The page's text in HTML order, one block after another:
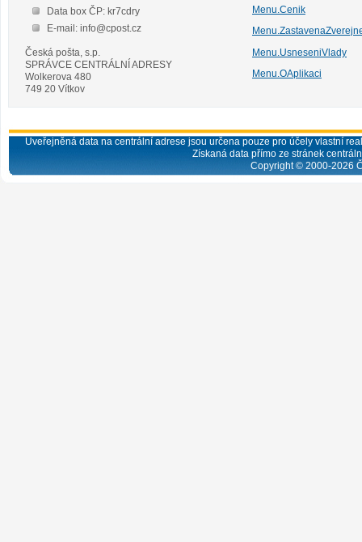
Data box ČP: kr7cdry
E-mail: info@cpost.cz
Česká pošta, s.p.
SPRÁVCE CENTRÁLNÍ ADRESY
Wolkerova 480
749 20 Vítkov
Menu.Cenik
Menu.UsneseniVlady
Menu.OAplikaci
Uveřejněná data na centrální adrese jsou určena pouze pro účely vlastní
Získaná data přímo ze stránek
Copyright © 2000-2026